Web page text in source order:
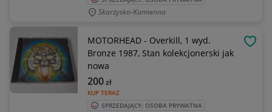
Skarżysko-Kamienna
MOTORHEAD - Overkill, 1 wyd.
Bronze 1987, Stan kolekcjonerski jak
nowa
KUP TERAZ
200zł
SPRZEDAJĄCY: OSOBA PRYWATNA